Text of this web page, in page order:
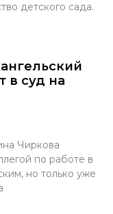
детского сада.
в суд на
Чиркова
по работе в
но только уже